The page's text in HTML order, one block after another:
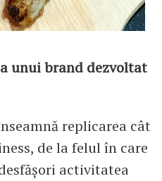
unui brand dezvoltat
replicarea cât
de la felul în care
activitatea